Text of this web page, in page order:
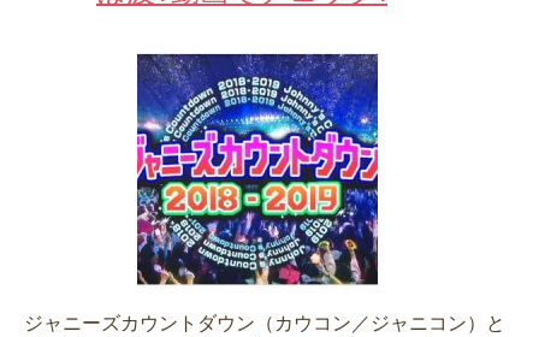
ジャニーズカウントダウン（カウコン／ジャニコン）と